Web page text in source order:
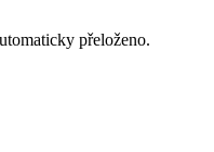
přeloženo.